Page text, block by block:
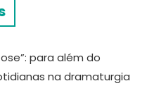
para além do
na dramaturgia